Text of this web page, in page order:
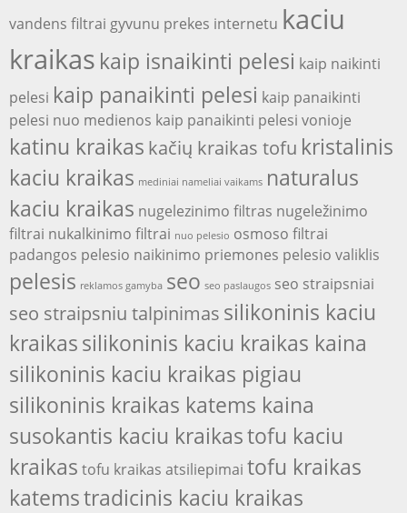
vandens filtrai gyvunu prekes internetu kaciu
kraikas kaip isnaikinti pelesi kaip naikinti
pelesi kaip panaikinti pelesi kaip panaikinti
pelesi nuo medienos kaip panaikinti pelesi vonioje
katinu kraikas kačių kraikas tofu kristalinis
kaciu kraikas mediniai nameliai vaikams naturalus
kaciu kraikas nugelezinimo filtras nugeležinimo
filtrai nukalkinimo filtrai nuo pelesio osmoso filtrai
padangos pelesio naikinimo priemones pelesio valiklis
pelesis reklamos gamyba seo seo paslaugos seo straipsniai
seo straipsniu talpinimas silikoninis kaciu
kraikassilikoninis kaciu kraikas kaina
silikoninis kaciu kraikas pigiau
silikoninis kraikas katems kaina
susokantis kaciu kraikastofu kaciu
kraikas tofu kraikas atsiliepimai tofu kraikas
katemstradicinis kaciu kraikas